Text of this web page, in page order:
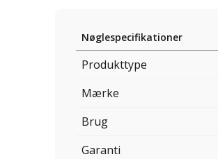
Nøglespecifikationer
Produkttype
Mærke
Brug
Garanti